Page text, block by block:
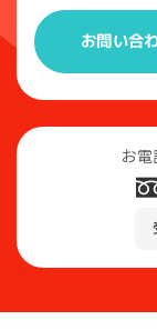
お問い合
お電